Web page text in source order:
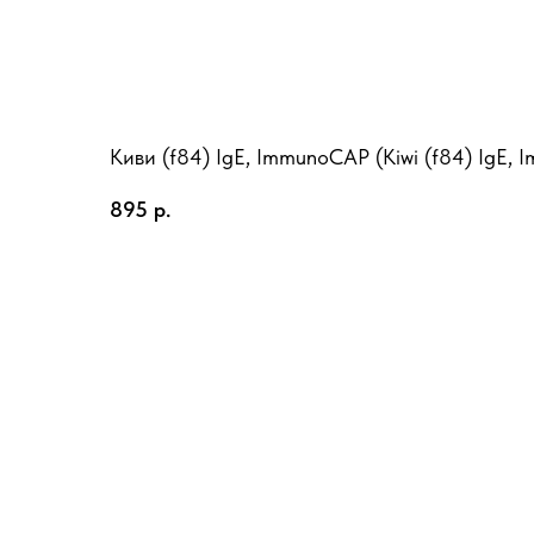
Киви (f84) IgE, ImmunoCAP (Kiwi (f84) IgE,
895 р.